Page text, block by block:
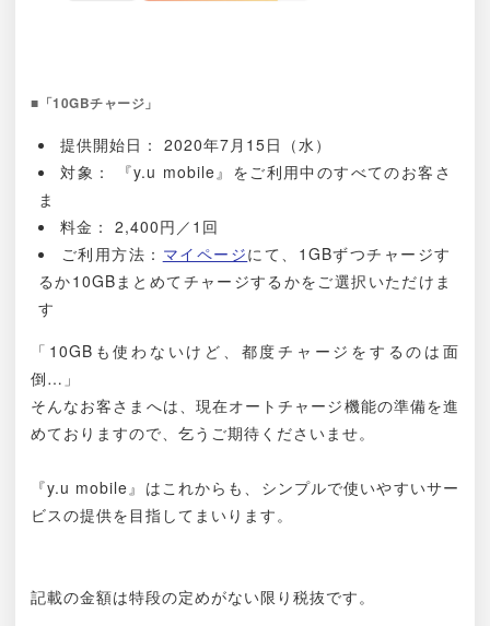
■「10GBチャージ」
提供開始日： 2020年7月15日（水）
対象： 『y.u mobile』をご利用中のすべてのお客さ
ま
料金： 2,400円／1回
ご利用方法： マイページにて、1GBずつチャージす
るか10GBまとめてチャージするかをご選択いただけま
す
「10GBも使わないけど、都度チャージをするのは面
倒…」
そんなお客さまへは、現在オートチャージ機能の準備を進
めておりますので、乞うご期待くださいませ。
『y.u mobile』はこれからも、シンプルで使いやすいサー
ビスの提供を目指してまいります。
記載の金額は特段の定めがない限り税抜です。